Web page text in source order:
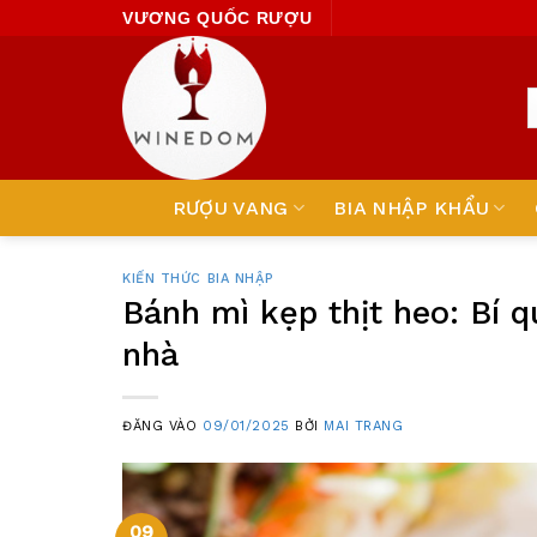
to
VƯƠNG QUỐC RƯỢU
RƯỢU VANG BIA NHẬP KHẨU
KIẾN THỨC BIA NHẬP
Bánh mì kẹp thịt heo: Bí
nhà
ĐĂNG VÀO 09/01/2025 BỞI MAI TRANG
09